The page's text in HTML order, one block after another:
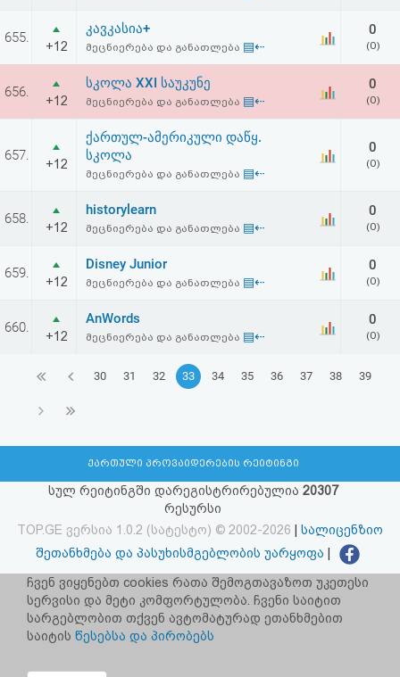
655.
+12
კავკასია+
მეცნიერება და განათლება ▤⇠
0
(0)
656.
+12
სკოლა XXI საუკუნე
მეცნიერება და განათლება ▤⇠
0
(0)
657.
+12
ქართულ-ამერიკული დაწყ.
სკოლა
მეცნიერება და განათლება ▤⇠
0
(0)
658.
+12
historylearn
მეცნიერება და განათლება ▤⇠
0
(0)
659.
+12
Disney Junior
მეცნიერება და განათლება ▤⇠
0
(0)
660.
+12
AnWords
მეცნიერება და განათლება ▤⇠
0
(0)
30 31 32 33 34 35 36 37 38 39
ქართული პროვაიდერების რეიტინგი
სულ რეიტინგში დარეგისტრირებულია 20307
რესურსი
TOP.GE ვერსია 1.0.2 (სატესტო) © 2002-2026
სალიცენზიო
შეთანხმება და პასუხისმგებლობის უარყოფა
facebook.com/TOP.GE
იხილეთ TOP.GE - ის ძველი ვერსია ბმულზე
ჩვენ ვიყენებთ cookies რათა შემოგთავაზოთ უკეთესი
სერვისი და მეტი კომფორტულობა. ჩვენი საიტით
სარგებლობით თქვენ ავტომატურად ეთანხმებით
საიტის წესებსა და პირობებს